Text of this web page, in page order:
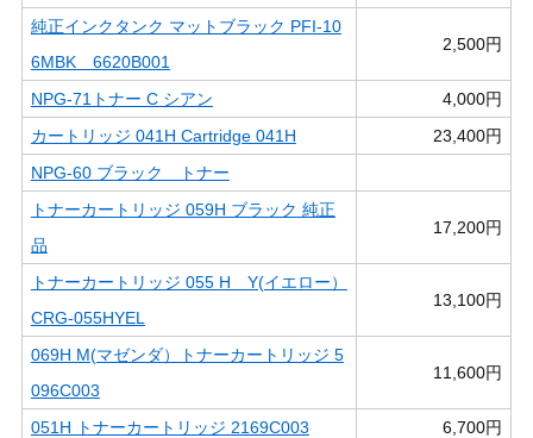
純正インクタンク マットブラック PFI-10
6MBK 6620B001
2,500円
NPG-71トナー C シアン
4,000円
カートリッジ 041H Cartridge 041H
23,400円
NPG-60 ブラック トナー
トナーカートリッジ 059H ブラック 純正
品
17,200円
トナーカートリッジ 055 H Y(イエロー）
CRG-055HYEL
13,100円
069H M(マゼンダ）トナーカートリッジ 5
096C003
11,600円
051H トナーカートリッジ 2169C003
6,700円